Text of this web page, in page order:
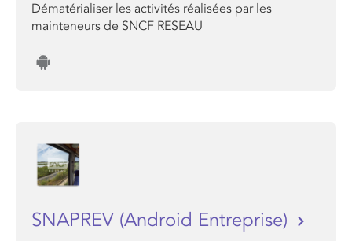
Dématérialiser les activités réalisées par les
mainteneurs de SNCF RESEAU
SNAPREV (Android Entreprise)